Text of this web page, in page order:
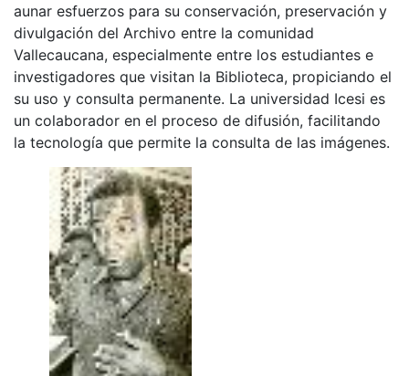
aunar esfuerzos para su conservación, preservación y
divulgación del Archivo entre la comunidad
Vallecaucana, especialmente entre los estudiantes e
investigadores que visitan la Biblioteca, propiciando el
su uso y consulta permanente. La universidad Icesi es
un colaborador en el proceso de difusión, facilitando
la tecnología que permite la consulta de las imágenes.